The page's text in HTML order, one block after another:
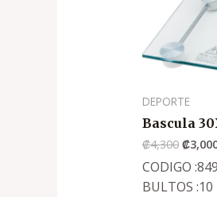
DEPORTE
Bascula
₡4,300
era:
.
₡4,300
₡
CODIGO
BULTOS :10